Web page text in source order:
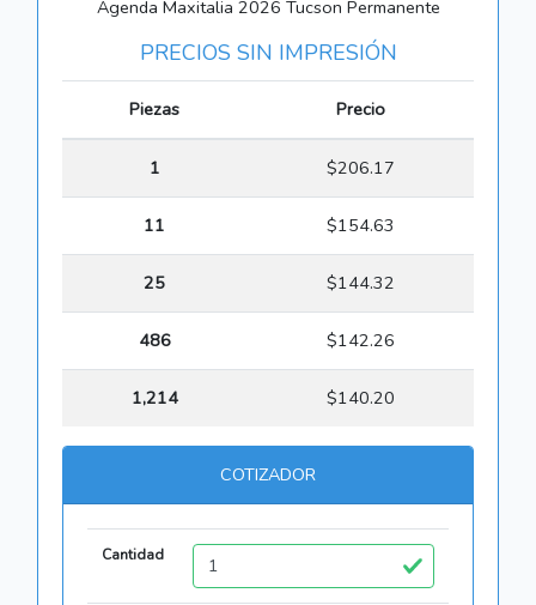
Agenda Maxitalia 2026 Tucson Permanente
PRECIOS SIN IMPRESIÓN
Piezas Precio
1 $206.17
11 $154.63
25 $144.32
486 $142.26
1,214 $140.20
COTIZADOR
Cantidad